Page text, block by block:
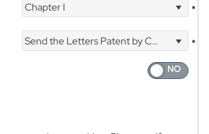
Chapter I *
Send the Letters Patent by Courier
*